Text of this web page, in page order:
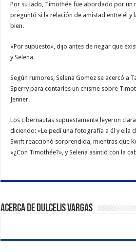
Por su lado, Timothée fue abordado por un
preguntó si la relación de amistad entre él y
bien.
«Por supuesto», dijo antes de negar que
y Selena.
Según rumores, Selena Gomez se acercó a
Sperry para contarles un chisme sobre
Jenner.
Los cibernautas supuestamente leyeron
diciendo: «Le pedí una fotografía a él y ella
Swift reaccionó sorprendida, mientras que
«¿Con Timothée?», y Selena asintió con la
Acerca de Dulcelis Vargas